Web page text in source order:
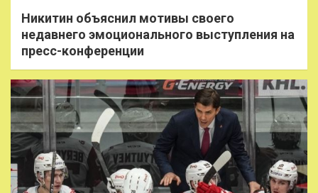
Никитин объяснил мотивы своего
недавнего эмоционального выступления на
пресс-конференции